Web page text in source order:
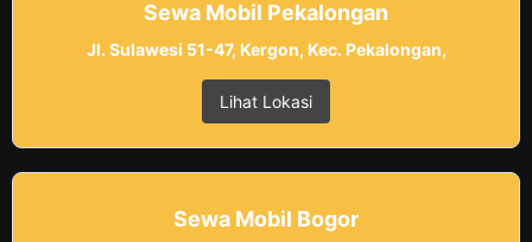
Sewa Mobil Pekalongan
Jl. Sulawesi 51-47, Kergon, Kec. Pekalongan,
Lihat Lokasi
Sewa Mobil Bogor